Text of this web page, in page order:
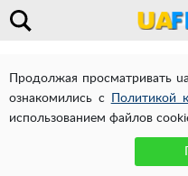
Продолжая просматривать
ознакомились с
Политикой
использованием файлов